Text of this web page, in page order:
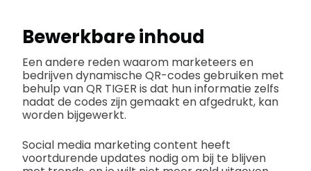
Bewerkbare inhoud
Een andere reden waarom marketeers en
bedrijven dynamische QR-codes gebruiken met
behulp van QR TIGER is dat hun informatie zelfs
nadat de codes zijn gemaakt en afgedrukt, kan
worden bijgewerkt.
Social media marketing content heeft
voortdurende updates nodig om bij te blijven